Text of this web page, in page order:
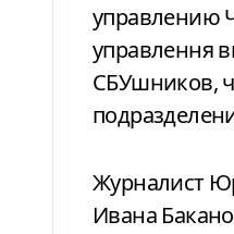
управлению
управлення
СБУшников,
Журналист
Ивана